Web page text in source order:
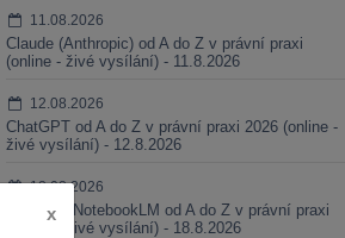
11.08.2026
Claude (Anthropic) od A do Z v právní praxi
(online - živé vysílání) - 11.8.2026
12.08.2026
ChatGPT od A do Z v právní praxi 2026 (online -
živé vysílání) - 12.8.2026
18.08.2026
Gemini a NotebookLM od A do Z v právní praxi
(online - živé vysílání) - 18.8.2026
x